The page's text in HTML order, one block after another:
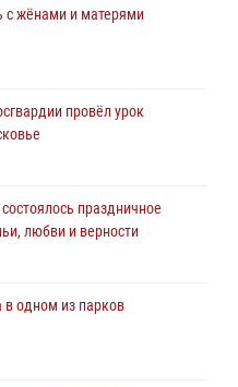
нарушителя общественного
наших» стал сотрудник
с жёнами и матерями
провёл урок
праздничное
любви и верности
одном из парков